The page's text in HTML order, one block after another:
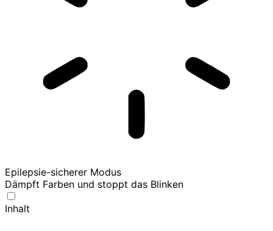
Epilepsie-sicherer Modus
Dämpft Farben und stoppt das Blinken
Inhalt